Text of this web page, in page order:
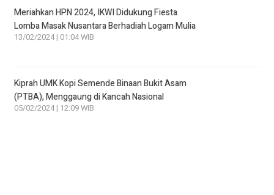
Meriahkan HPN 2024, IKWI Didukung Fiesta
Lomba Masak Nusantara Berhadiah Logam Mulia
13/02/2024 | 01:04 WIB
Kiprah UMK Kopi Semende Binaan Bukit Asam
(PTBA), Menggaung di Kancah Nasional
05/02/2024 | 12:09 WIB